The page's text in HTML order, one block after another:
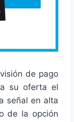
de pago
su oferta el
señal en alta
de la opción